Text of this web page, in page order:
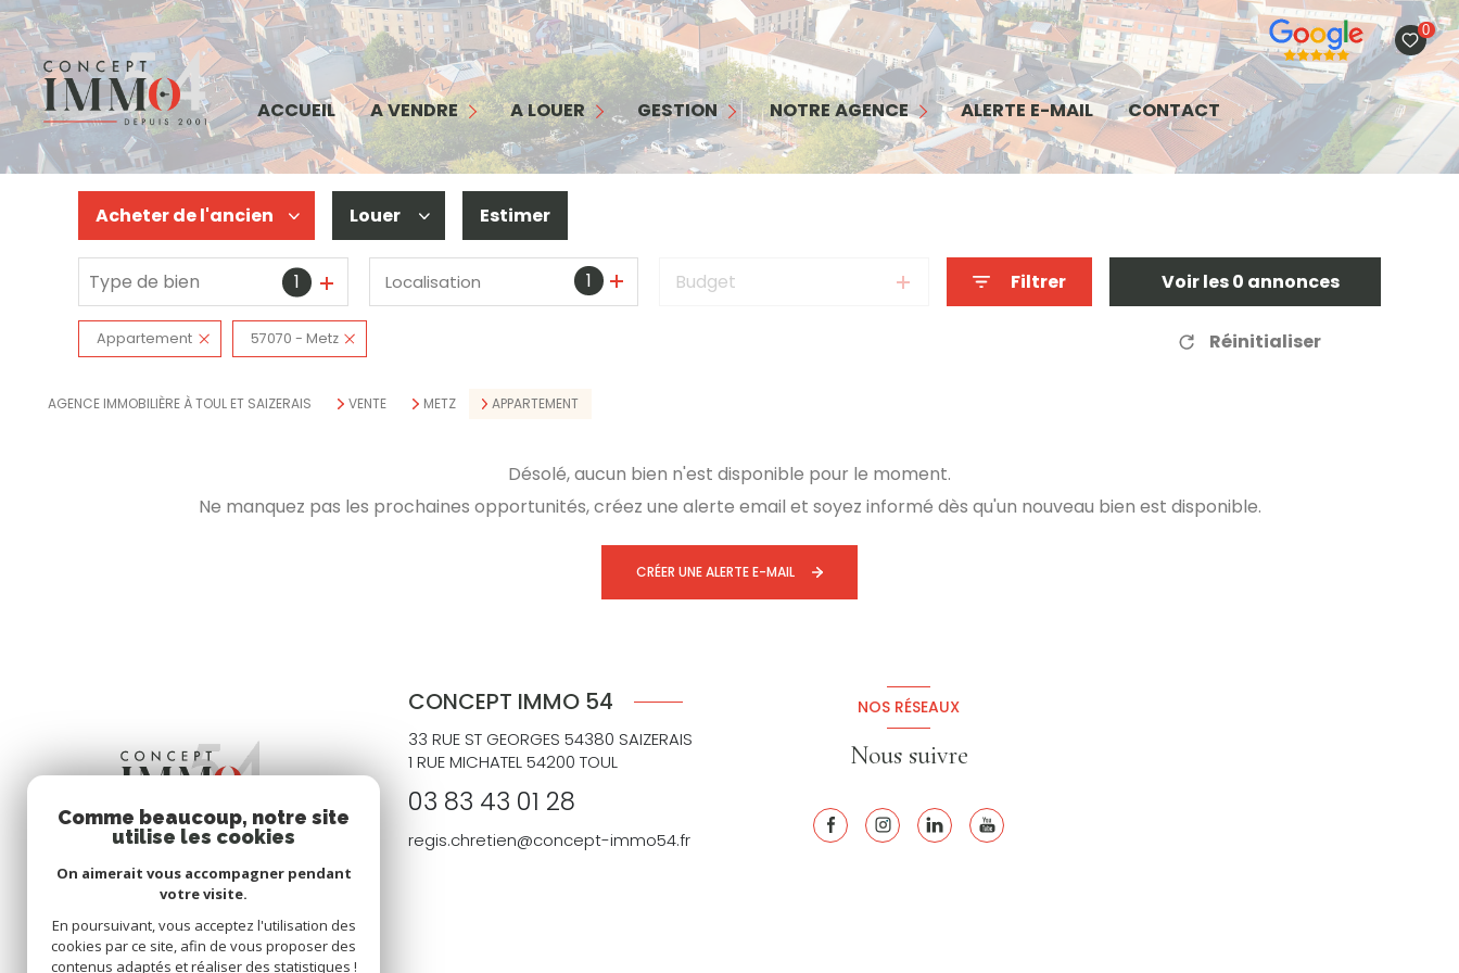
0
ACCUEIL A VENDRE
MAISON
APPARTEMENT
COMMERCE
TERRAIN
IMMEUBLE
BIENS VENDUS
A LOUER
MAISON
APPARTEMENT
COMMERCES/ BUREAUX
GARAGE
TERRAIN
BIENS LOUÉS
GESTION
GESTION
INTERFACE PROPRIÉTAIRE
INTERFACE LOCATAIRE
NOTRE AGENCE
NOTRE AGENCE
NOTRE ÉQUIPE
NOS SERVICES
ALERTE E-MAIL CONTACT
Acheterde l'ancien
De l'ancien
De l'immo pro
Louer
à l'année
Estimer
Type de bien 1 1
Localisation Budget Filtrer Voir les0 annonces
Appartement 57070 - Metz Réinitialiser
AGENCE IMMOBILIÈRE À TOUL ET SAIZERAIS VENTE METZ APPARTEMENT
Désolé, aucun bien n'est disponible pour le moment.
Ne manquez pas les prochaines opportunités, créez une alerte email et soyez informé dès qu'un nouveau bien est disponible.
CRÉER UNE ALERTE E-MAIL
CONCEPT IMMO 54
33 RUE ST GEORGES 54380 SAIZERAIS
1 RUE MICHATEL 54200 TOUL
03 83 43 01 28
regis.chretien@concept-immo54.fr
NOS RÉSEAUX
Nous suivre
Comme beaucoup, notre site
utilise les cookies
On aimerait vous accompagner pendant
votre visite.
En poursuivant, vous acceptez l'utilisation des
cookies par ce site, afin de vous proposer des
contenus adaptés et réaliser des statistiques !